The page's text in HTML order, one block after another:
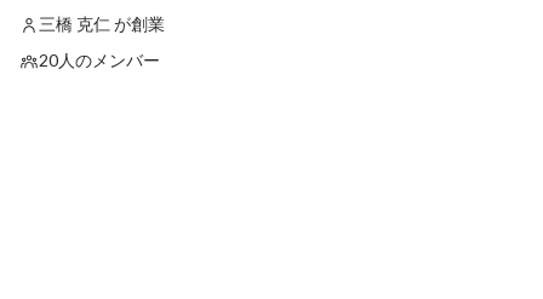
三橋 克仁 が創業
20人のメンバー